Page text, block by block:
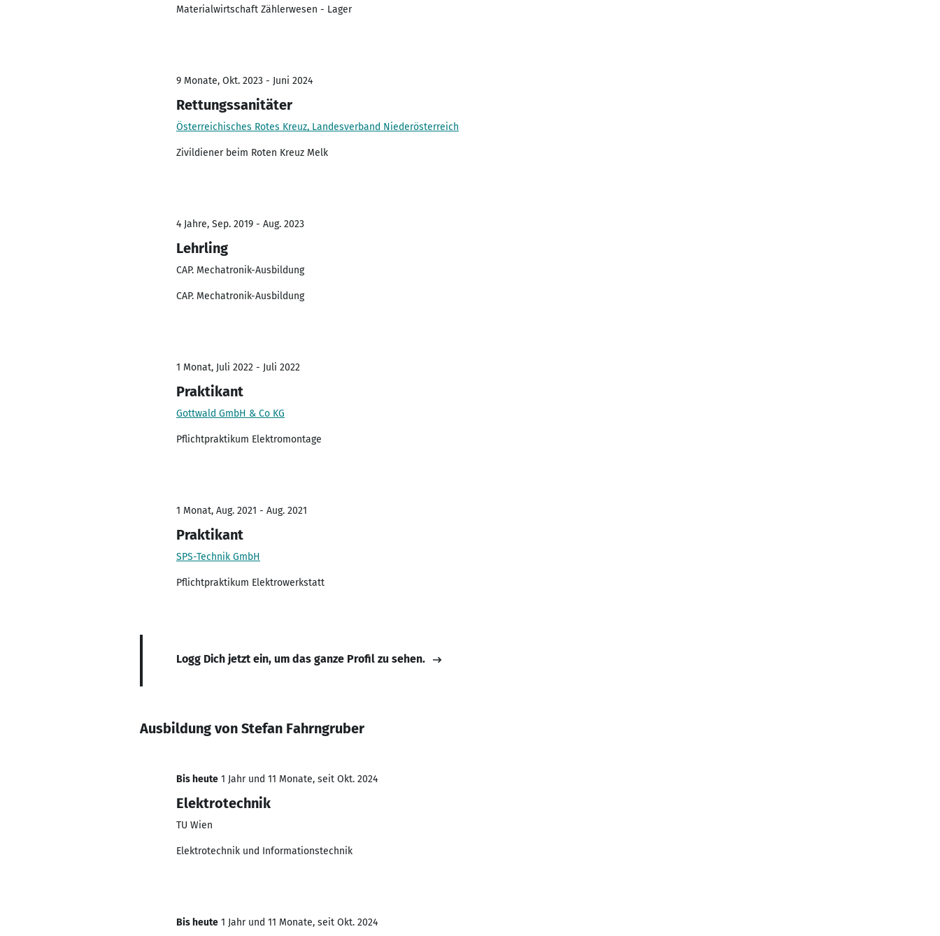
Materialwirtschaft Zählerwesen - Lager
9 Monate, Okt. 2023 - Juni 2024
Rettungssanitäter
Österreichisches Rotes Kreuz, Landesverband Niederösterreich
Zivildiener beim Roten Kreuz Melk
4 Jahre, Sep. 2019 - Aug. 2023
Lehrling
CAP. Mechatronik-Ausbildung
CAP. Mechatronik-Ausbildung
1 Monat, Juli 2022 - Juli 2022
Praktikant
Gottwald GmbH & Co KG
Pflichtpraktikum Elektromontage
1 Monat, Aug. 2021 - Aug. 2021
Praktikant
SPS-Technik GmbH
Pflichtpraktikum Elektrowerkstatt
Logg Dich jetzt ein, um das ganze Profil zu sehen.
Ausbildung von Stefan Fahrngruber
Bis heute 1 Jahr und 11 Monate, seit Okt. 2024
Elektrotechnik
TU Wien
Elektrotechnik und Informationstechnik
Bis heute 1 Jahr und 11 Monate, seit Okt. 2024